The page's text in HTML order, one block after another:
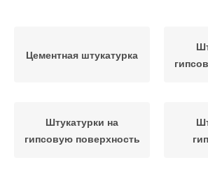
Цементная штукатурка
Штукатурки на
гипсовую поверхность